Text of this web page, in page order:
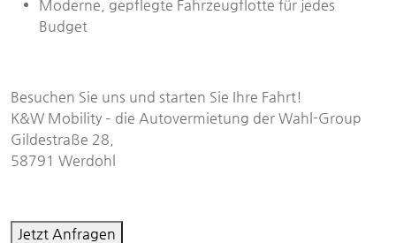
Moderne, gepflegte Fahrzeugflotte für jedes
Budget
Besuchen Sie uns und starten Sie Ihre Fahrt!
K&W Mobility – die Autovermietung der Wahl-Group
Gildestraße 28,
58791 Werdohl
Jetzt Anfragen